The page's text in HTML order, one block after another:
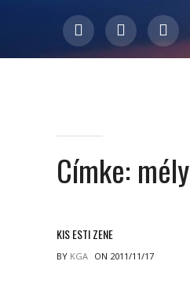
Címke: mély
KIS ESTI ZENE
BY KGA ON 2011/11/17